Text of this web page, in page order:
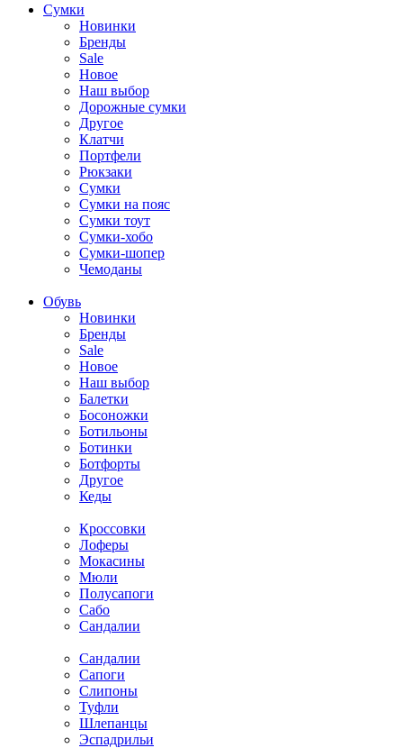
Cумки
Новинки
Бренды
Sale
Новое
Наш выбор
Дорожные сумки
Другое
Клатчи
Портфели
Рюкзаки
Сумки
Сумки на пояс
Сумки тоут
Сумки-хобо
Сумки-шопер
Чемоданы
Обувь
Новинки
Бренды
Sale
Новое
Наш выбор
Балетки
Босоножки
Ботильоны
Ботинки
Ботфорты
Другое
Кеды
Кроссовки
Лоферы
Мокасины
Мюли
Полусапоги
Сабо
Сандалии
Сандалии
Сапоги
Слипоны
Туфли
Шлепанцы
Эспадрильи